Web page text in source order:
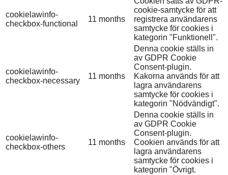
cookielawinfo-
checkbox-functional
11 months
cookie-samtycke för att
registrera användarens
samtycke för cookies i
kategorin "Funktionell".
cookielawinfo-
checkbox-necessary
11 months
Denna cookie ställs in
av GDPR Cookie
Consent-plugin.
Kakorna används för att
lagra användarens
samtycke för cookies i
kategorin "Nödvändigt".
cookielawinfo-
checkbox-others
11 months
Denna cookie ställs in
av GDPR Cookie
Consent-plugin.
Cookien används för att
lagra användarens
samtycke för cookies i
kategorin "Övrigt.